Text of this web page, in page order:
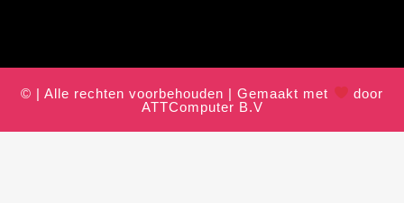
© | Alle rechten voorbehouden | Gemaakt met
door
ATTComputer B.V